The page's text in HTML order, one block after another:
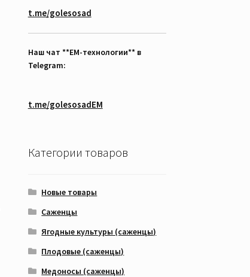
t.me/golesosad
Наш чат **EM-технологии** в
Telegram:
t.me/golesosadEM
Категории товаров
Новые товары
Саженцы
Ягодные культуры (саженцы)
Плодовые (саженцы)
Медоносы (саженцы)